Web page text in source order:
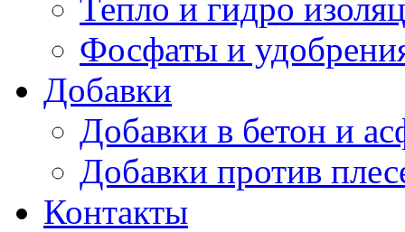
Тепло и гидро
Фосфаты и
Добавки
Добавки в бетон и
Добавки против
Контакты